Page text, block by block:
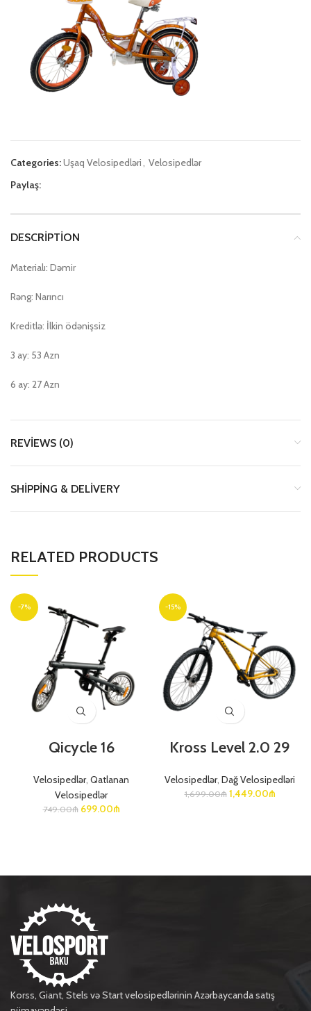
Categories:Uşaq Velosipedləri, Velosipedlər
Paylaş:
DESCRIPTION
Materialı: Dəmir
Rəng: Narıncı
Kreditlə: İlkin ödənişsiz
3 ay: 53 Azn
6 ay: 27 Azn
REVIEWS (0)
SHIPPING & DELIVERY
RELATED PRODUCTS
-7%
Qicycle 16
Velosipedlər, Qatlanan
Velosipedlər
749.00₼ 699.00₼
-15%
Kross Level 2.0 29
Velosipedlər, Dağ Velosipedləri
1,699.00₼ 1,449.00₼
Korss, Giant, Stels və Start velosipedlərinin Azərbaycanda satış